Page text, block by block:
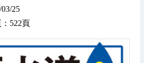
25
522頁